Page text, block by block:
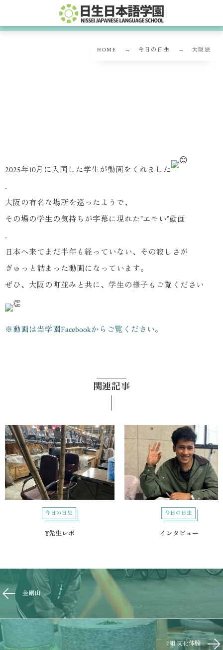
HOME 今日の日生 大阪旅
2025年10月に入国した学生が動画をくれました
.
大阪の有名な場所を巡ったようで、
その場の学生の気持ちが字幕に現れた”エモい”動画
.
日本へ来てまだ半年も経っていない、その寂しさが
ぎゅっと詰まった動画になっています。
ぜひ、大阪の町並みと共に、学生の様子もご覧ください
※動画は当学園Facebookからご覧ください。
関連記事
今日の日生
Y先生レポ
今日の日生
インタビュー
金剛山
7組 文化体験